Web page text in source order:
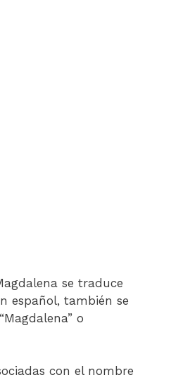
se traduce
español, también se
o
con el nombre